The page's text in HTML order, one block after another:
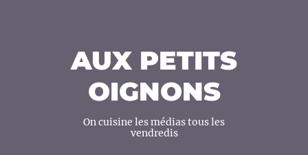
AUX PETITS
OIGNONS
On cuisine les médias tous les
vendredis